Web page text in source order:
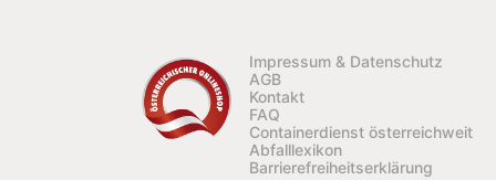
Impressum & Datenschutz
AGB
Kontakt
FAQ
Containerdienst österreichweit
Abfalllexikon
Barrierefreiheitserklärung